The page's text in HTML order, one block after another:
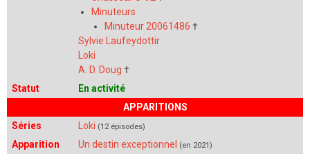
Minuteurs
Minuteur 20061486 †
Sylvie Laufeydottir
Loki
A. D. Doug †
Statut
En activité
APPARITIONS
Séries
Loki (12 épisodes)
Apparition Un destin exceptionnel (en 2021)